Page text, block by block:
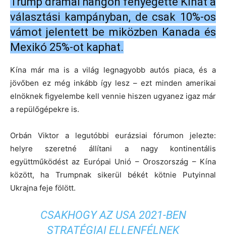
választási kampányban, de csak 10%-os
vámot jelentett be miközben Kanada és
Mexikó 25%-ot kaphat.
Kína már ma is a világ legnagyobb autós piaca, és a
jövőben ez még inkább így lesz – ezt minden amerikai
elnöknek figyelembe kell vennie hiszen ugyanez igaz már
a repülőgépekre is.
Orbán Viktor a legutóbbi eurázsiai fórumon jelezte:
helyre szeretné állítani a nagy kontinentális
együttműködést az Európai Unió – Oroszország – Kína
között, ha Trumpnak sikerül békét kötnie Putyinnal
Ukrajna feje fölött.
CSAKHOGY AZ USA 2021-BEN
STRATÉGIAI ELLENFÉLNEK